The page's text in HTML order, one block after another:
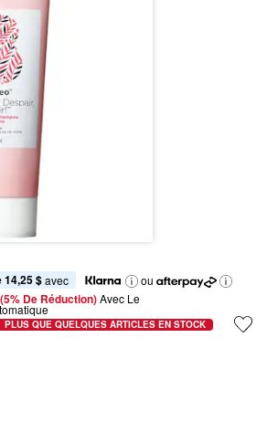
$ avec
ou
De Réduction) Avec Le
PLUS QUE QUELQUES ARTICLES EN STOCK